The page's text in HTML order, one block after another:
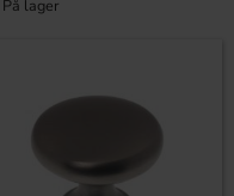
På lager